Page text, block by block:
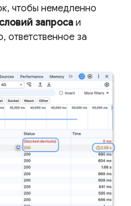
чтобы немедленно
запросаи
ответственное за